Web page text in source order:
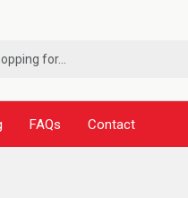
FAQs Contact